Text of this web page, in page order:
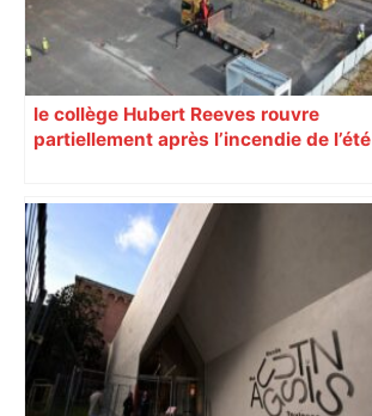
malfaiteurs" – ladepeche.fr
le collège Hubert Reeves rouvre
partiellement après l’incendie de l’été